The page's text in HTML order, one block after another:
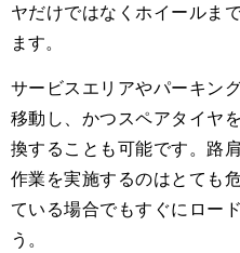
ヤだけではなくホイールま
ます。
サービスエリアやパーキン
移動し、かつスペアタイヤ
換することも可能です。路
作業を実施するのはとても
ている場合でもすぐにロー
う。